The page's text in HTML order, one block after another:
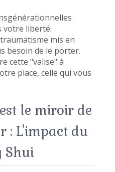
votre liberté.
mis en
besoin de le porter.
cette "valise" à
place, celle qui vous
le miroir de
: L'impact du
Shui